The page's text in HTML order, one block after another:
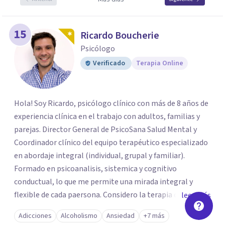
15 Ricardo Boucherie
Psicólogo
Verificado Terapia Online
Hola! Soy Ricardo, psicólogo clínico con más de 8 años de
experiencia clínica en el trabajo con adultos, familias y
parejas. Director General de PsicoSana Salud Mental y
Coordinador clínico del equipo terapéutico especializado
en abordaje integral (individual, grupal y familiar).
Formado en psicoanalisis, sistemica y cognitivo
conductual, lo que me permite una mirada integral y
flexible de cada paersona. Considero la terapia como un
espacio de escucha, construcción y transformación,
adpatando el contexto de cada persona para ayudarla de
leer más
Adicciones Alcoholismo Ansiedad +7 más